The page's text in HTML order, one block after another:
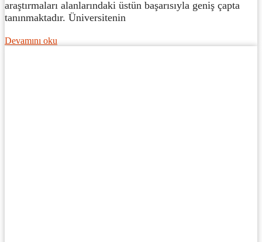
araştırmaları alanlarındaki üstün başarısıyla geniş çapta
tanınmaktadır. Üniversitenin
Devamını oku